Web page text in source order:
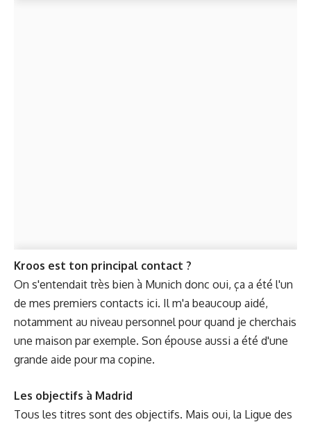
Kroos est ton principal contact ?
On s'entendait très bien à Munich donc oui, ça a été l'un
de mes premiers contacts ici. Il m'a beaucoup aidé,
notamment au niveau personnel pour quand je cherchais
une maison par exemple. Son épouse aussi a été d'une
grande aide pour ma copine.
Les objectifs à Madrid
Tous les titres sont des objectifs. Mais oui, la Ligue des